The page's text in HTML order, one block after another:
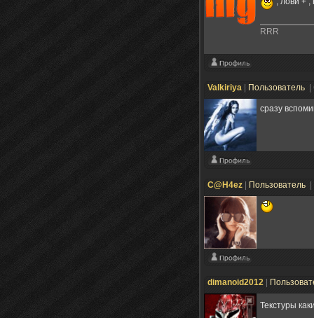
RRR
Valkiriya Пользователь
сразу
C@H4ez Пользователь
dimanoid2012
Текстуры